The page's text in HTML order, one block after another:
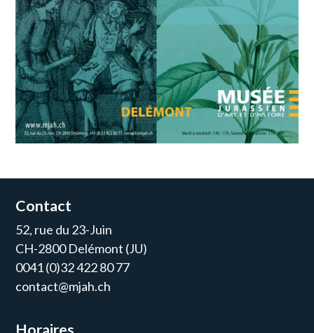
Contact
52, rue du 23-Juin
CH-2800 Delémont (JU)
0041 (0)32 422 80 77
contact@mjah.ch
Horaires